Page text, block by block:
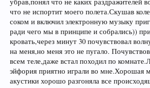
что не испортит моего полета.Скушав
соком и включил электронную музыку
ради чего мы в принципе и собрались))
кровать,через минут 30 почувствовал
на меня,но меня это не пугало.
всем теле,даже встал походил по
эйфория приятно играли во мне.Хорошая
акустики хорошо разгоняла все